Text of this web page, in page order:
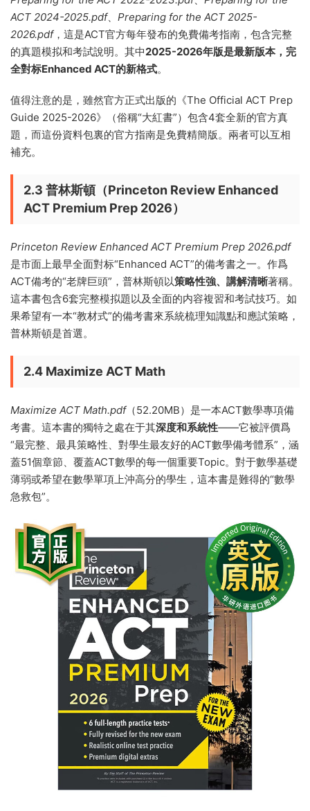
ACT 2024-2025.pdf、 Preparing for the ACT 2025-
2026.pdf，這是ACT官方每年發布的免費備考指南，包含完整
的真題模拟和考試說明。其中2025-2026年版是最新版本，完
全對标Enhanced ACT的新格式。
值得注意的是，雖然官方正式出版的《The Official ACT Prep
Guide 2025-2026》（俗稱“大紅書”）包含4套全新的官方真
題，而這份資料包裏的官方指南是免費精簡版。兩者可以互相
補充。
2.3 普林斯頓（Princeton Review Enhanced
ACT Premium Prep 2026）
Princeton Review Enhanced ACT Premium Prep 2026.pdf
是市面上最早全面對标“Enhanced ACT”的備考書之一。作爲
ACT備考的“老牌巨頭”，普林斯頓以策略性強、講解清晰著稱。
這本書包含6套完整模拟題以及全面的内容複習和考試技巧。如
果希望有一本“教材式”的備考書來系統梳理知識點和應試策略，
普林斯頓是首選。
2.4 Maximize ACT Math
Maximize ACT Math.pdf（52.20MB）是一本ACT數學專項備
考書。這本書的獨特之處在于其深度和系統性——它被評價爲
“最完整、最具策略性、對學生最友好的ACT數學備考體系”，涵
蓋51個章節、覆蓋ACT數學的每一個重要Topic。對于數學基礎
薄弱或希望在數學單項上沖高分的學生，這本書是難得的“數學
急救包”。